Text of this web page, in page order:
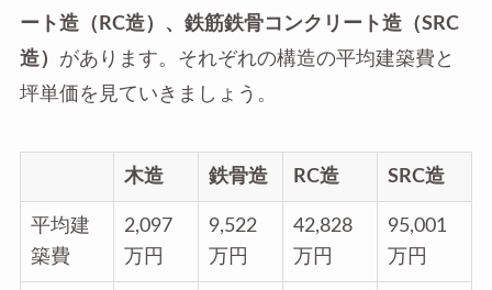
ート造（RC造）、鉄筋鉄骨コンクリート造（SRC
造） があります。それぞれの構造の平均建築費と
坪単価を見ていきましょう。
木造 鉄骨造 RC造 SRC造
平均建
築費
2,097
万円
9,522
万円
42,828
万円
95,001
万円